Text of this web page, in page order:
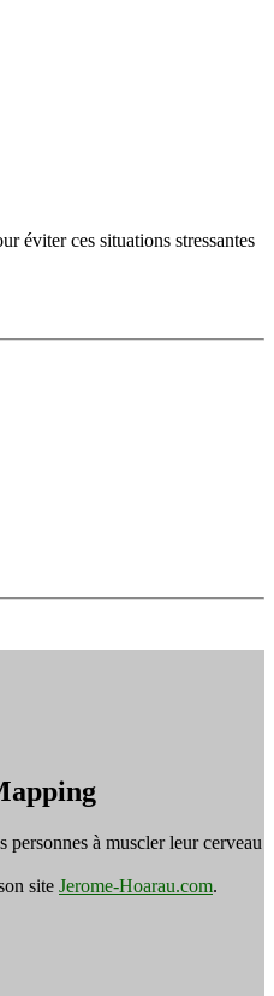
éviter ces situations stressantes
à muscler leur cerveau
site Jerome-Hoarau.com.